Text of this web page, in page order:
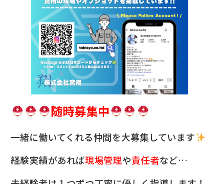
随時募集中
一緒に働いてくれる仲間を大募集しています
経験実績があれば現場管理や責任者など…